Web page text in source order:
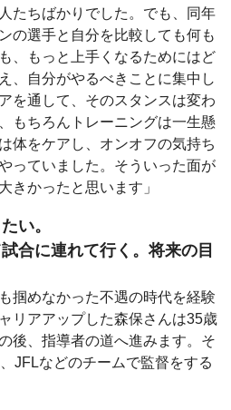
たちばかりでした。でも、同年
の選手と自分を比較しても何も
、もっと上手くなるためにはど
、自分がやるべきことに集中し
を通して、そのスタンスは変わ
もちろんトレーニングは一生懸
体をケアし、オンオフの気持ち
っていました。そういった面が
きかったと思います」
い。
合に連れて行く。将来の目
掴めなかった不遇の時代を経験
リアアップした森保さんは35歳
後、指導者の道へ進みます。そ
JFLなどのチームで監督をする